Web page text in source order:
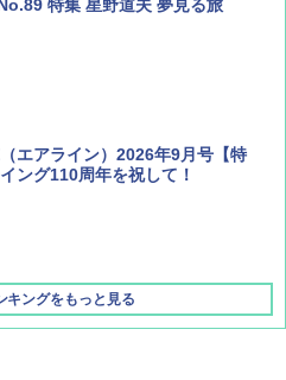
特集 星野道夫 夢見る旅
エアライン）2026年9月号【特
ング110周年を祝して！
キングをもっと見る